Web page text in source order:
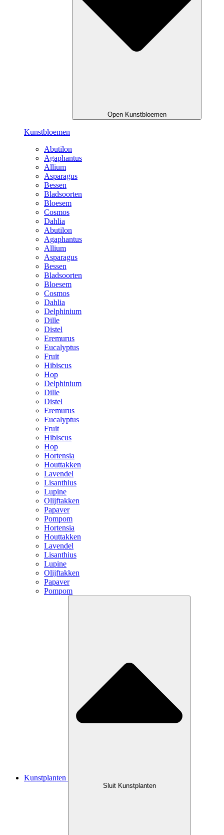
Open Kunstbloemen
Kunstbloemen
Abutilon
Agaphantus
Allium
Asparagus
Bessen
Bladsoorten
Bloesem
Cosmos
Dahlia
Abutilon
Agaphantus
Allium
Asparagus
Bessen
Bladsoorten
Bloesem
Cosmos
Dahlia
Delphinium
Dille
Distel
Eremurus
Eucalyptus
Fruit
Hibiscus
Hop
Delphinium
Dille
Distel
Eremurus
Eucalyptus
Fruit
Hibiscus
Hop
Hortensia
Houttakken
Lavendel
Lisanthius
Lupine
Olijftakken
Papaver
Pompom
Hortensia
Houttakken
Lavendel
Lisanthius
Lupine
Olijftakken
Papaver
Pompom
Kunstplanten
Sluit Kunstplanten